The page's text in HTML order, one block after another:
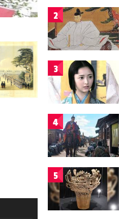
2
3
4
5